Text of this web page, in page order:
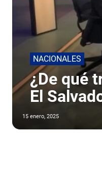
NACIONALES
¿De qué
El
15 enero, 2025